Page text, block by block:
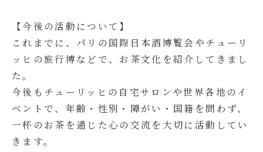
【今後の活動について】
これまでに、パリの国際日本酒博覧会やチューリ
ッヒの旅行博などで、お茶文化を紹介してきまし
た。
今後もチューリッヒの自宅サロンや世界各地のイ
ベントで、年齢・性別・障がい・国籍を問わず、
一杯のお茶を通じた心の交流を大切に活動してい
きます。